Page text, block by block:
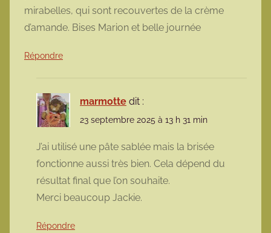
mirabelles, qui sont recouvertes de la crème
d’amande. Bises Marion et belle journée
Répondre
marmotte dit :
23 septembre 2025 à 13 h 31 min
J’ai utilisé une pâte sablée mais la brisée
fonctionne aussi très bien. Cela dépend du
résultat final que l’on souhaite.
Merci beaucoup Jackie.
Répondre